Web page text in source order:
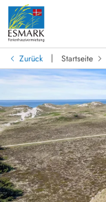
Zurück | Startseite